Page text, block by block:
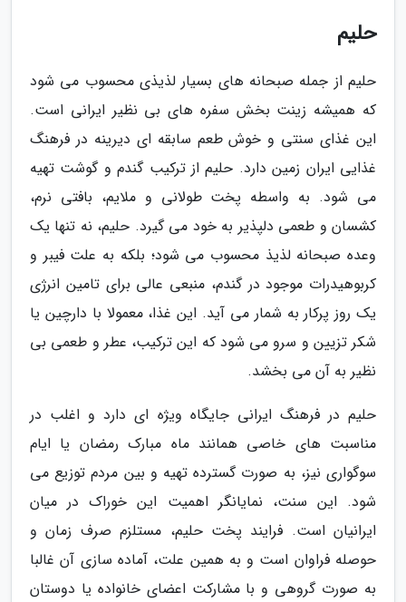
حلیم
حلیم از جمله صبحانه های بسیار لذیذی محسوب می شود
که همیشه زینت بخش سفره های بی نظیر ایرانی است.
این غذای سنتی و خوش طعم سابقه ای دیرینه در فرهنگ
غذایی ایران زمین دارد. حلیم از ترکیب گندم و گوشت تهیه
می شود. به واسطه پخت طولانی و ملایم، بافتی نرم،
کشسان و طعمی دلپذیر به خود می گیرد. حلیم، نه تنها یک
وعده صبحانه لذیذ محسوب می شود؛ بلکه به علت فیبر و
کربوهیدرات موجود در گندم، منبعی عالی برای تامین انرژی
یک روز پرکار به شمار می آید. این غذا، معمولا با دارچین یا
شکر تزیین و سرو می شود که این ترکیب، عطر و طعمی بی
نظیر به آن می بخشد.
حلیم در فرهنگ ایرانی جایگاه ویژه ای دارد و اغلب در
مناسبت های خاصی همانند ماه مبارک رمضان یا ایام
سوگواری نیز، به صورت گسترده تهیه و بین مردم توزیع می
شود. این سنت، نمایانگر اهمیت این خوراک در میان
ایرانیان است. فرایند پخت حلیم، مستلزم صرف زمان و
حوصله فراوان است و به همین علت، آماده سازی آن غالبا
به صورت گروهی و با مشارکت اعضای خانواده یا دوستان